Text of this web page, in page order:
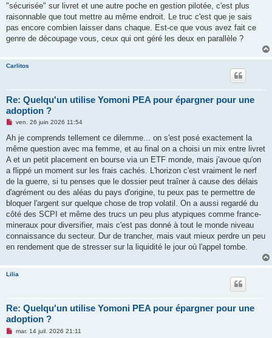
"sécurisée" sur livret et une autre poche en gestion pilotée, c'est plus
raisonnable que tout mettre au même endroit. Le truc c'est que je sais
pas encore combien laisser dans chaque. Est-ce que vous avez fait ce
genre de découpage vous, ceux qui ont géré les deux en parallèle ?
Carlitos
Re: Quelqu'un utilise Yomoni PEA pour épargner pour une
adoption ?
M
s
a
g
n
o
l
u
ven. 26 juin 2026 11:54
Ah je comprends tellement ce dilemme... on s'est posé exactement la
même question avec ma femme, et au final on a choisi un mix entre livret
A et un petit placement en bourse via un ETF monde, mais j'avoue qu'on
a flippé un moment sur les frais cachés. L'horizon c'est vraiment le nerf
de la guerre, si tu penses que le dossier peut traîner à cause des délais
d'agrément ou des aléas du pays d'origine, tu peux pas te permettre de
bloquer l'argent sur quelque chose de trop volatil. On a aussi regardé du
côté des SCPI et même des trucs un peu plus atypiques comme france-
mineraux pour diversifier, mais c'est pas donné à tout le monde niveau
connaissance du secteur. Dur de trancher, mais vaut mieux perdre un peu
en rendement que de stresser sur la liquidité le jour où l'appel tombe.
Lilia
Re: Quelqu'un utilise Yomoni PEA pour épargner pour une
adoption ?
Mmar. 14 juil. 2026 21:11